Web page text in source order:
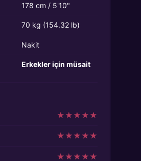
178 cm / 5'10"
70 kg (154.32 lb)
Nakit
Erkekler için müsait
★ ★ ★ ★ ★
★ ★ ★ ★ ★
★ ★ ★ ★ ★